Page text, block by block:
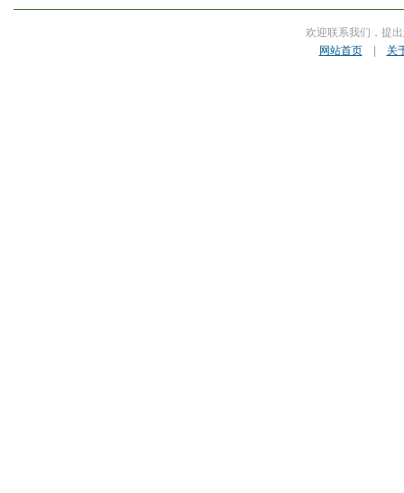
欢迎联系我们，提
网站首页| 关